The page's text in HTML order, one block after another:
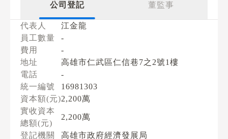
公司登記 董監事
代表人
江金龍
員工數量
-
費用
-
地址
高雄市仁武區仁信巷7之2號1樓
電話
-
統一編號
16981303
資本額(元)2,200萬
實收資本
總額(元)
2,200萬
登記機關
高雄市政府經濟發展局